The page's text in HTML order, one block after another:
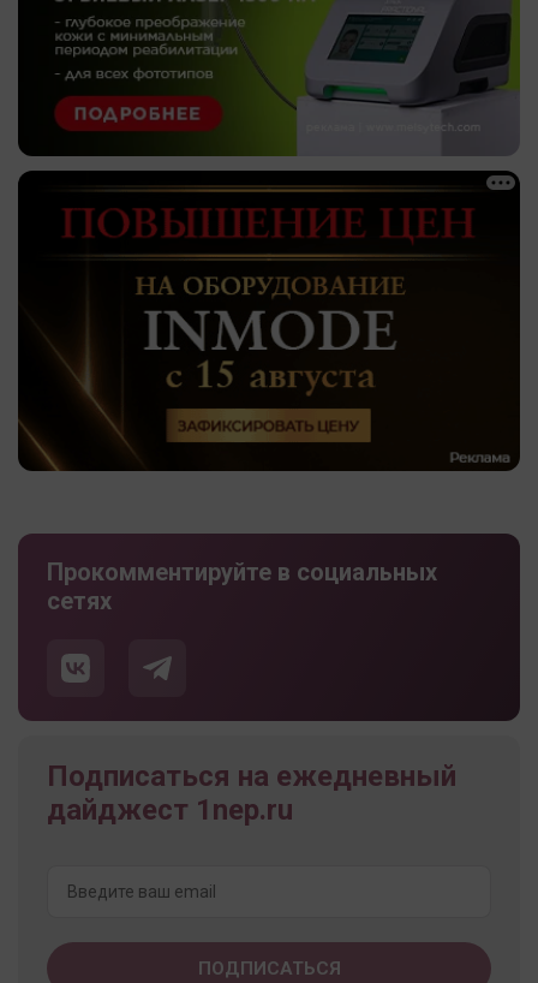
Прокомментируйте в социальных
сетях
Подписаться на ежедневный
дайджест 1nep.ru